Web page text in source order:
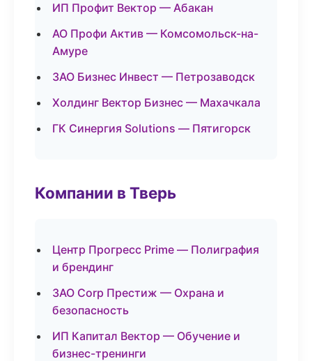
ИП Профит Вектор — Абакан
АО Профи Актив — Комсомольск-на-
Амуре
ЗАО Бизнес Инвест — Петрозаводск
Холдинг Вектор Бизнес — Махачкала
ГК Синергия Solutions — Пятигорск
Компании в Тверь
Центр Прогресс Prime — Полиграфия
и брендинг
ЗАО Corp Престиж — Охрана и
безопасность
ИП Капитал Вектор — Обучение и
бизнес-тренинги